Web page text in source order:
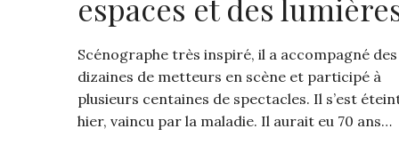
espaces et des
Scénographe très inspiré, il a accompagné des
dizaines de metteurs en scène et participé à
plusieurs centaines de spectacles. Il s’est
hier, vaincu par la maladie. Il aurait eu 70 ans…